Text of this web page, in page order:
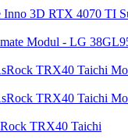
Inno 3D RTX 4070 TI
Modul - LG
TRX40 Taichi
TRX40 Taichi
TRX40 Taichi